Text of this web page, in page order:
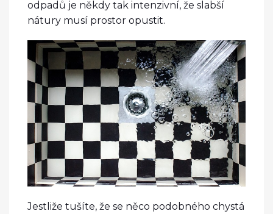
odpadů je někdy tak intenzivní, že slabší
nátury musí prostor opustit.
Jestliže tušíte, že se něco podobného chystá